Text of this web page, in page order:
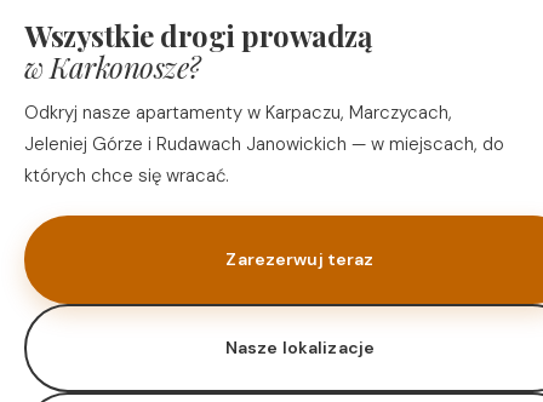
Wszystkie drogi prowadzą
w Karkonosze?
Odkryj nasze apartamenty w Karpaczu, Marczycach,
Jeleniej Górze i Rudawach Janowickich — w miejscach, do
których chce się wracać.
Zarezerwuj teraz
Nasze lokalizacje